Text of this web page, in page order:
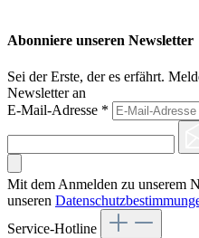
Abonniere unseren Newsletter
Sei der Erste, der es erfährt.
Newsletter an
E-Mail-Adresse *
Mit dem Anmelden zu unserem
unseren
Service-Hotline